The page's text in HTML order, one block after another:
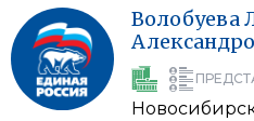
Волобуева